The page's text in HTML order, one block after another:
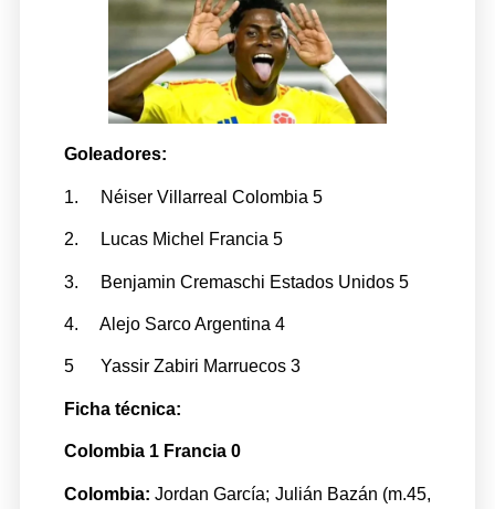
Goleadores:
1. Néiser Villarreal Colombia 5
2. Lucas Michel Francia 5
3. Benjamin Cremaschi Estados Unidos 5
4. Alejo Sarco Argentina 4
5 Yassir Zabiri Marruecos 3
Ficha técnica:
Colombia 1 Francia 0
Colombia:Jordan García; Julián Bazán (m.45,